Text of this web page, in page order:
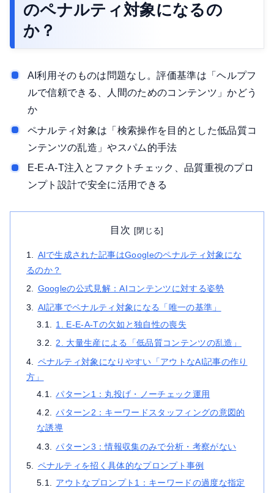
のペナルティ対象になるの
か？
AI利用そのものは問題なし。評価基準は「ヘルプフ
ルで信頼できる、人間のためのコンテンツ」かどう
か
ペナルティ対象は「検索操作を目的とした低品質コ
ンテンツの乱造」やスパム的手法
E-E-A-T注入とファクトチェック、品質重視のプロ
ンプト設計で安全に活用できる
目次
AIで生成された記事はGoogleのペナルティ対象にな
るのか？
Googleの公式見解：AIコンテンツに対する姿勢
AI記事でペナルティ対象になる「唯一の基準」
1. E-E-A-Tの欠如と独自性の喪失
2. 大量生産による「低品質コンテンツの乱造」
ペナルティ対象になりやすい「アウトなAI記事の作り
方」
パターン1：丸投げ・ノーチェック運用
パターン2：キーワードスタッフィングの意図的
な誘導
パターン3：情報収集のみで分析・考察がない
ペナルティを招く具体的なプロンプト事例
アウトなプロンプト1：キーワードの過度な指定